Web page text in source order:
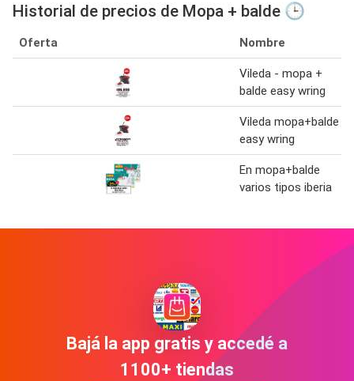
Historial de precios de Mopa + balde 🕒
Oferta Nombre
Vileda - mopa +
balde easy wring
Vileda mopa+balde
easy wring
En mopa+balde
varios tipos iberia
Bajá la app gratis y accedé a
1100+ tiendas